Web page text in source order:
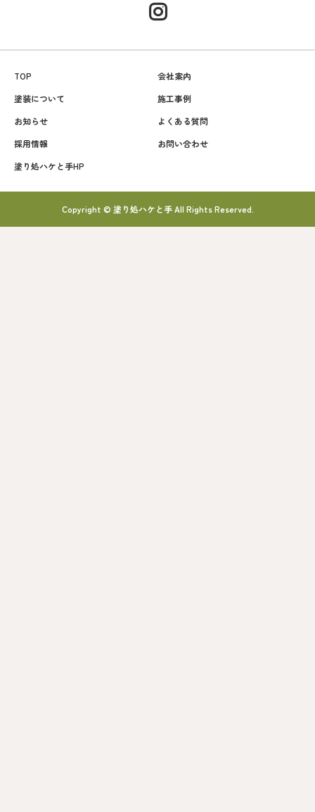
TOP
会社案内
塗装について
施工事例
お知らせ
よくある質問
採用情報
お問い合わせ
塗り処ハケと手HP
Copyright © 塗り処ハケと手 All Rights Reserved.